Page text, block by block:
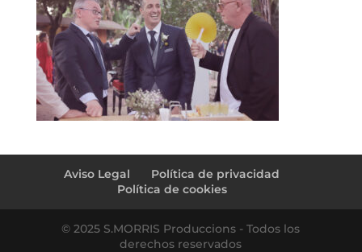
Aviso Legal
Política de privacidad
Política de cookies
© 2025 S.MORRIS Produccions - Todos los
derechos reservados